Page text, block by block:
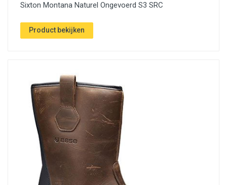
Sixton Montana Naturel Ongevoerd S3 SRC
Product bekijken